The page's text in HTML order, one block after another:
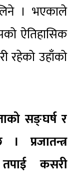
। भएकाले
ऐतिहासिक
रहेको उहाँको
सङ्घर्ष र
प्रजातन्त्र
तपाई कसरी